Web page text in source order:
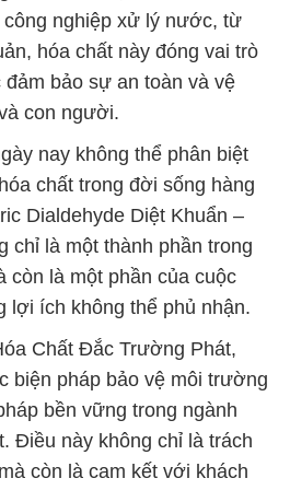
công nghiệp xử lý nước, từ
hóa chất này đóng vai trò
bảo sự an toàn và vệ
con người.
nay không thể phân biệt
chất trong đời sống hàng
Dialdehyde Diệt Khuẩn –
chỉ là một thành phần trong
còn là một phần của cuộc
lợi ích không thể phủ nhận.
Chất Đắc Trường Phát,
biện pháp bảo vệ môi trường
bền vững trong ngành
Điều này không chỉ là trách
còn là cam kết với khách